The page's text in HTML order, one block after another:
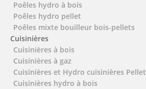
Poêles hydro à bois
Poêles hydro pellet
Poêles mixte bouilleur bois-pellets
Cuisinières
Cuisinières à bois
Cuisinières à gaz
Cuisinières et Hydro cuisinières Pellet
Cuisinières hydro à bois